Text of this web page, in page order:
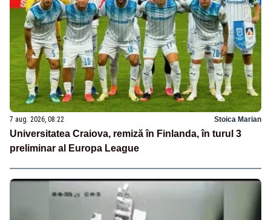
7 aug. 2026, 08:22 Stoica Marian
Universitatea Craiova, remiză în Finlanda, în turul 3
preliminar al Europa League